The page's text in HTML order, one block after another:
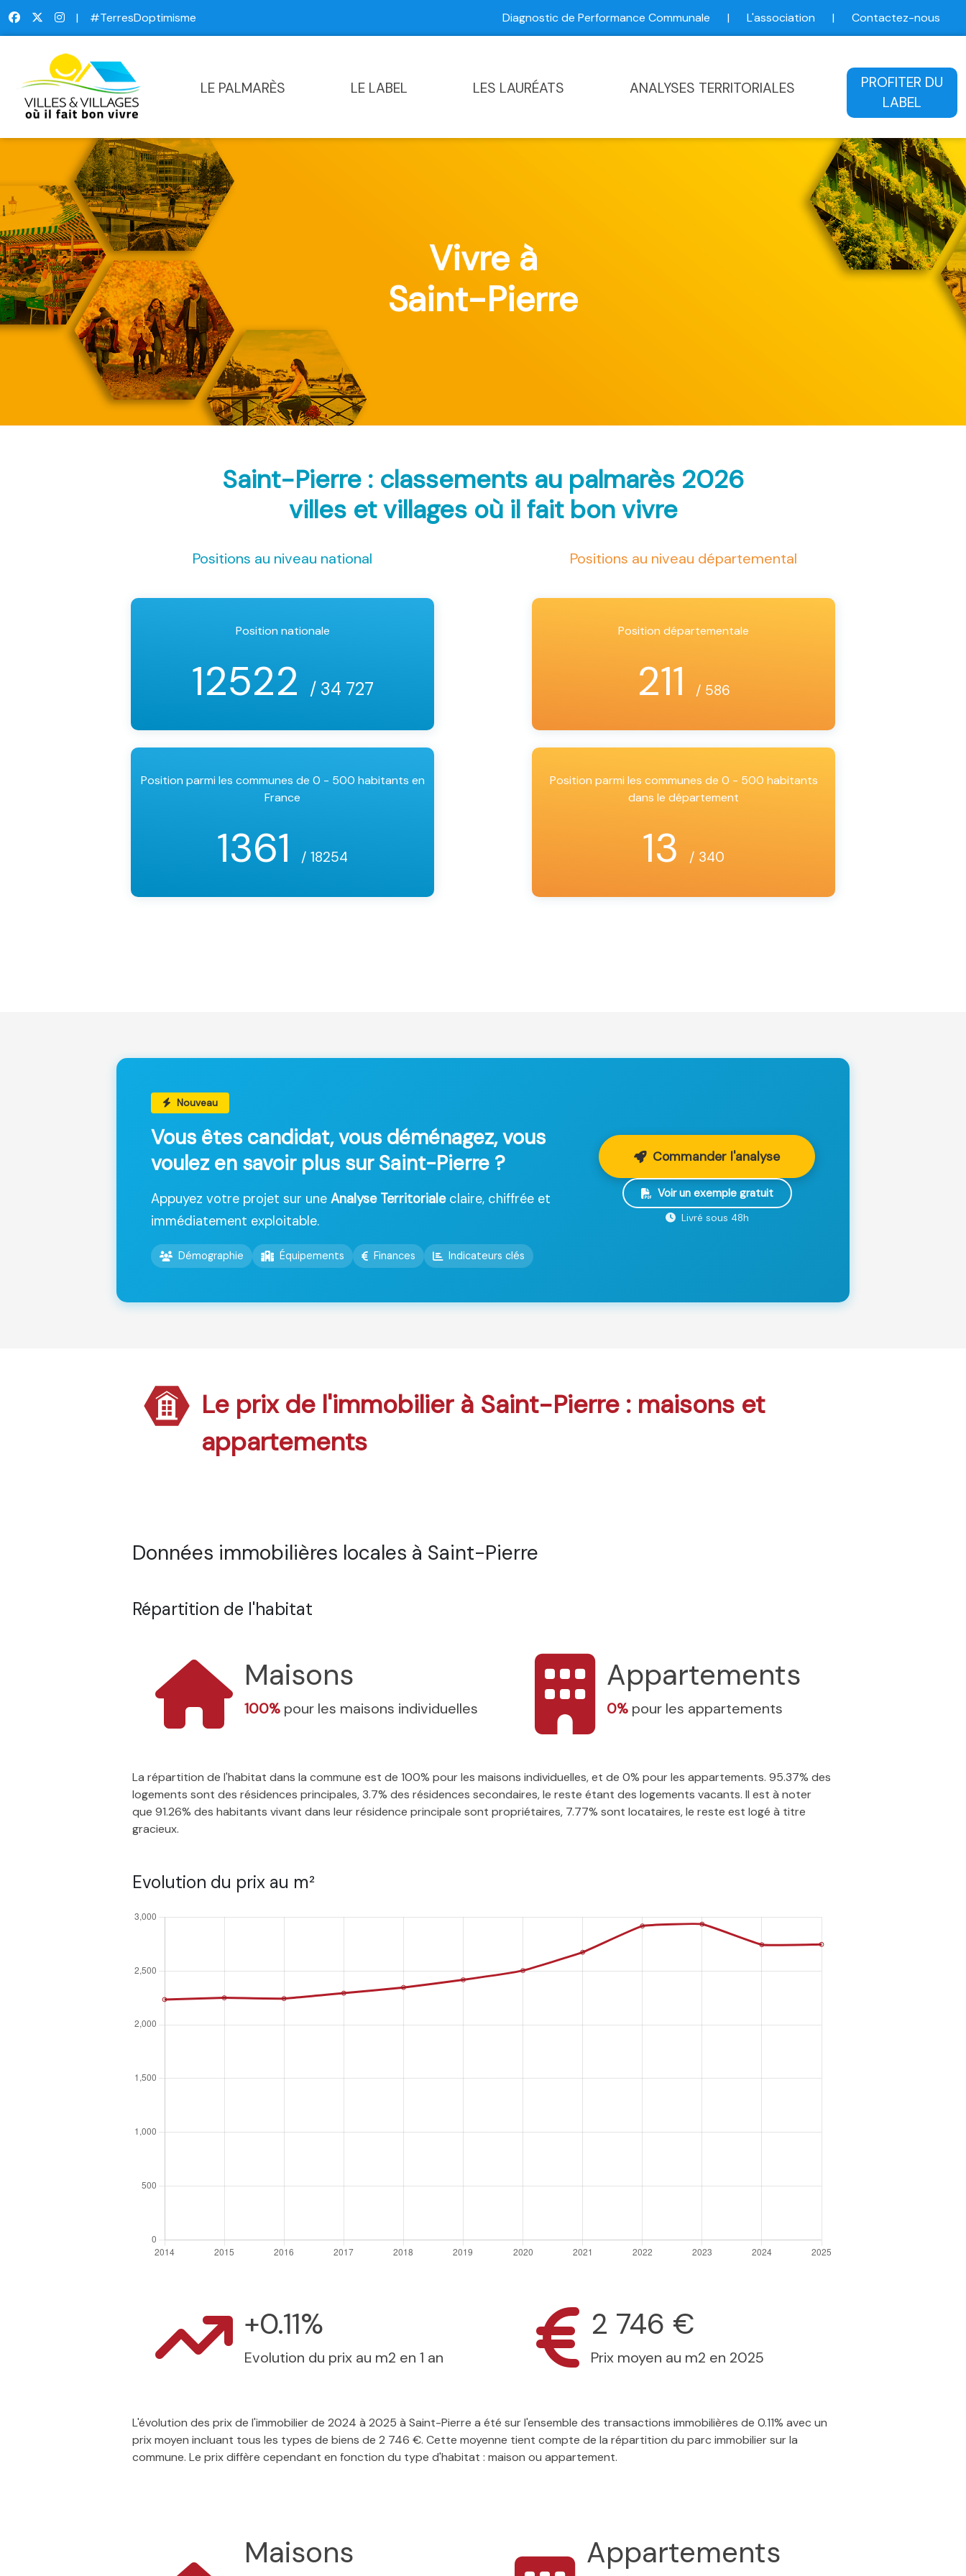
| #TerresDoptimisme Diagnostic de Performance Communale | L'association | Contactez-nous
LE PALMARÈS LE LABEL LES LAURÉATS ANALYSES TERRITORIALES
PROFITER DU
LABEL
Vivre à
Saint-Pierre
Saint-Pierre : classements au palmarès 2026
villes et villages où il fait bon vivre
Positions au niveau national
Position nationale
12522 / 34 727
Position parmi les communes de 0 - 500 habitants en
France
1361 / 18254
Positions au niveau départemental
Position départementale
211 / 586
Position parmi les communes de 0 - 500 habitants
dans le département
13 / 340
Nouveau
Vous êtes candidat, vous déménagez, vous
voulez en savoir plus sur Saint-Pierre ?
Appuyez votre projet sur une Analyse Territorialeclaire, chiffrée et
immédiatement exploitable.
Démographie Équipements Finances Indicateurs clés
Commander l'analyse
Voir un exemple gratuit
Livré sous 48h
Le prix de l'immobilier à Saint-Pierre : maisons et
appartements
Données immobilières locales à Saint-Pierre
Répartition de l'habitat
Maisons
100% pour les maisons individuelles
Appartements
0% pour les appartements
La répartition de l'habitat dans la commune est de 100% pour les maisons individuelles, et de 0% pour les appartements. 95.37% des
logements sont des résidences principales, 3.7% des résidences secondaires, le reste étant des logements vacants. Il est à noter
que 91.26% des habitants vivant dans leur résidence principale sont propriétaires, 7.77% sont locataires, le reste est logé à titre
gracieux.
Evolution du prix au m²
+0.11%
Evolution du prix au m2 en 1 an
2 746 €
Prix moyen au m2 en 2025
L'évolution des prix de l'immobilier de 2024 à 2025 à Saint-Pierre a été sur l'ensemble des transactions immobilières de 0.11% avec un
prix moyen incluant tous les types de biens de 2 746 €. Cette moyenne tient compte de la répartition du parc immobilier sur la
commune. Le prix diffère cependant en fonction du type d'habitat : maison ou appartement.
Maisons Appartements